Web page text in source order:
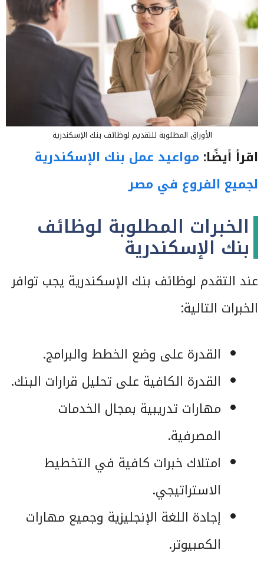
الأوراق المطلوبة للتقديم لوظائف بنك الإسكندرية
اقرأ أيضًا: مواعيد عمل بنك الإسكندرية
لجميع الفروع في مصر
الخبرات المطلوبة لوظائف
بنك الإسكندرية
عند التقدم لوظائف بنك الإسكندرية يجب توافر
الخبرات التالية:
القدرة على وضع الخطط والبرامج.
القدرة الكافية على تحليل قرارات البنك.
مهارات تدريبية بمجال الخدمات
المصرفية.
امتلاك خبرات كافية في التخطيط
الاستراتيجي.
إجادة اللغة الإنجليزية وجميع مهارات
الكمبيوتر.